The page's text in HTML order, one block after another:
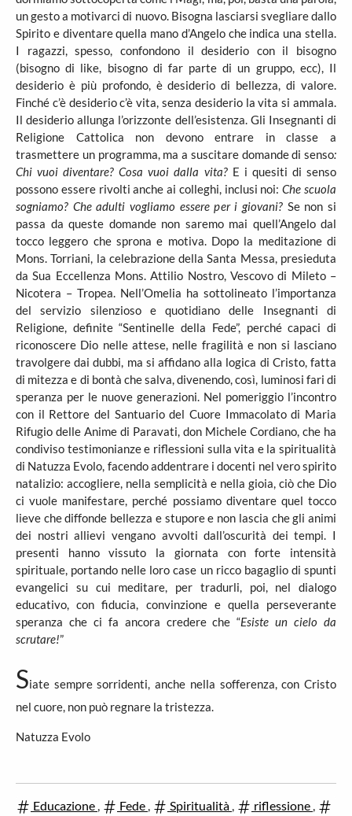
un gesto a motivarci di nuovo. Bisogna lasciarsi svegliare dallo
Spirito e diventare quella mano d’Angelo che indica una stella.
I ragazzi, spesso, confondono il desiderio con il bisogno
(bisogno di like, bisogno di far parte di un gruppo, ecc), Il
desiderio è più profondo, è desiderio di bellezza, di valore.
Finché c’è desiderio c’è vita, senza desiderio la vita si ammala.
Il desiderio allunga l’orizzonte dell’esistenza. Gli Insegnanti di
Religione Cattolica non devono entrare in classe a
trasmettere un programma, ma a suscitare domande di senso:
Chi vuoi diventare? Cosa vuoi dalla vita?E i quesiti di senso
possono essere rivolti anche ai colleghi, inclusi noi:Che scuola
sogniamo? Che adulti vogliamo essere per i giovani?Se non si
passa da queste domande non saremo mai quell’Angelo dal
tocco leggero che sprona e motiva. Dopo la meditazione di
Mons. Torriani, la celebrazione della Santa Messa, presieduta
da Sua Eccellenza Mons. Attilio Nostro, Vescovo di Mileto –
Nicotera – Tropea. Nell’Omelia ha sottolineato l’importanza
del servizio silenzioso e quotidiano delle Insegnanti di
Religione, definite “Sentinelle della Fede”, perché capaci di
riconoscere Dio nelle attese, nelle fragilità e non si lasciano
travolgere dai dubbi, ma si affidano alla logica di Cristo, fatta
di mitezza e di bontà che salva, divenendo, così, luminosi fari di
speranza per le nuove generazioni. Nel pomeriggio l’incontro
con il Rettore del Santuario del Cuore Immacolato di Maria
Rifugio delle Anime di Paravati, don Michele Cordiano, che ha
condiviso testimonianze e riflessioni sulla vita e la spiritualità
di Natuzza Evolo, facendo addentrare i docenti nel vero spirito
natalizio: accogliere, nella semplicità e nella gioia, ciò che Dio
ci vuole manifestare, perché possiamo diventare quel tocco
lieve che diffonde bellezza e stupore e non lascia che gli animi
dei nostri allievi vengano avvolti dall’oscurità dei tempi. I
presenti hanno vissuto la giornata con forte intensità
spirituale, portando nelle loro case un ricco bagaglio di spunti
evangelici su cui meditare, per tradurli, poi, nel dialogo
educativo, con fiducia, convinzione e quella perseverante
speranza che ci fa ancora credere che “Esiste un cielo da
scrutare!”
Siate sempre sorridenti, anche nella sofferenza, con Cristo
nel cuore, non può regnare la tristezza.
Natuzza Evolo
Educazione , Fede , Spiritualità , riflessione ,